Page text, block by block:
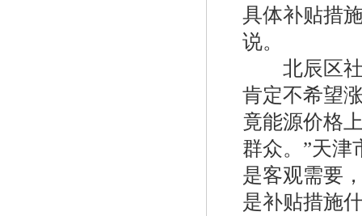
具体补贴措
说。
北辰区社
肯定不希望
竟能源价格
群众。”天津
是客观需要
是补贴措施